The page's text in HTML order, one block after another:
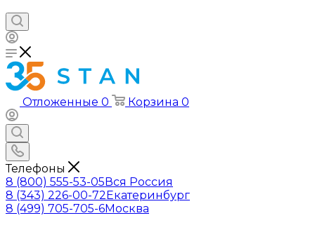
Отложенные 0 Корзина 0
Телефоны
8 (800) 555-53-05Вся Россия
8 (343) 226-00-72Екатеринбург
8 (499) 705-705-6Москва